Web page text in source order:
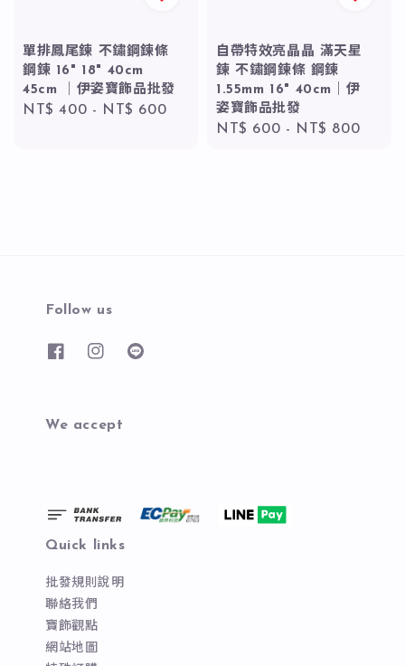
單排鳳尾鍊 不鏽鋼鍊條
鋼鍊 16" 18" 40cm
45cm ｜伊姿寶飾品批發
Regular
NT$ 400 - NT$ 600
自帶特效亮晶晶 滿天星
鍊 不鏽鋼鍊條 鋼鍊
1.55mm 16" 40cm｜伊
姿寶飾品批發
Regular
NT$ 600 - NT$ 800
Follow us
We accept
Quick links
批發規則說明
聯絡我們
寶飾觀點
網站地圖